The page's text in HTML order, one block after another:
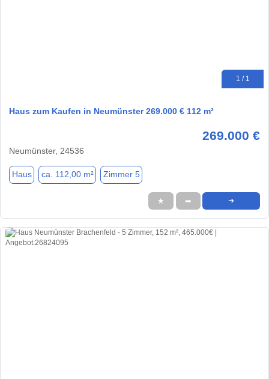
1 / 1
Haus zum Kaufen in Neumünster 269.000 € 112 m²
269.000 €
Neumünster, 24536
Haus ca. 112,00 m² Zimmer 5
★ ➦ ➜